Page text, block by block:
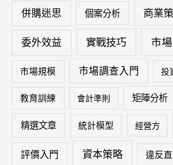
併購迷思 個案分析 商業
委外效益 實戰技巧 市
市場規模 市場調查入門 投
教育訓練 會計準則 矩陣分析
精選文章 統計模型 經營方
評價入門 資本策略 違反